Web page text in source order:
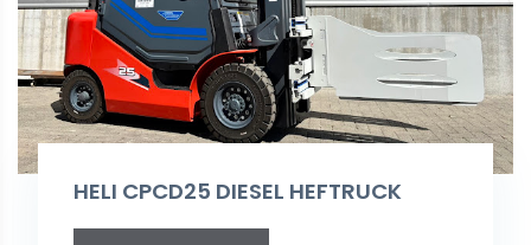
HELI CPCD25 DIESEL HEFTRUCK